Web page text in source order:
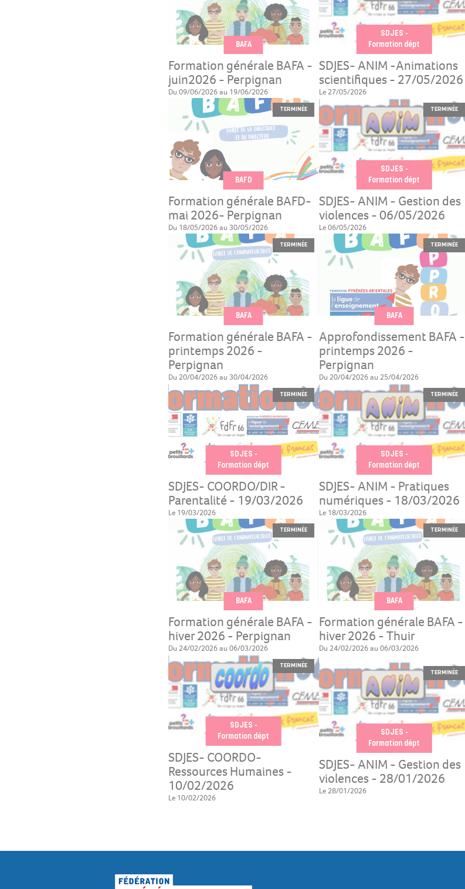
BAFA
Formation générale BAFA -
juin2026 - Perpignan
Du 09/06/2026 au 19/06/2026
SDJES -
Formation dépt
SDJES- ANIM -Animations
scientifiques - 27/05/2026
Le 27/05/2026
BAFD
TERMINÉE
Formation générale BAFD-
mai 2026- Perpignan
Du 18/05/2026 au 30/05/2026
SDJES -
Formation dépt
TERMINÉE
SDJES- ANIM - Gestion des
violences - 06/05/2026
Le 06/05/2026
BAFA
TERMINÉE
Formation générale BAFA -
printemps 2026 -
Perpignan
Du 20/04/2026 au 30/04/2026
BAFA
TERMINÉE
Approfondissement BAFA -
printemps 2026 -
Perpignan
Du 20/04/2026 au 25/04/2026
SDJES -
Formation dépt
TERMINÉE
SDJES- COORDO/DIR -
Parentalité - 19/03/2026
Le 19/03/2026
SDJES -
Formation dépt
TERMINÉE
SDJES- ANIM - Pratiques
numériques - 18/03/2026
Le 18/03/2026
BAFA
TERMINÉE
Formation générale BAFA -
hiver 2026 - Perpignan
Du 24/02/2026 au 06/03/2026
BAFA
TERMINÉE
Formation générale BAFA -
hiver 2026 - Thuir
Du 24/02/2026 au 06/03/2026
SDJES -
Formation dépt
TERMINÉE
SDJES- COORDO-
Ressources Humaines -
10/02/2026
Le 10/02/2026
SDJES -
Formation dépt
TERMINÉE
SDJES- ANIM - Gestion des
violences - 28/01/2026
Le 28/01/2026